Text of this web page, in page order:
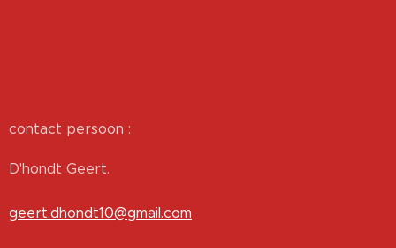
contact persoon :
D'hondt Geert.
geert.dhondt10@gmail.com